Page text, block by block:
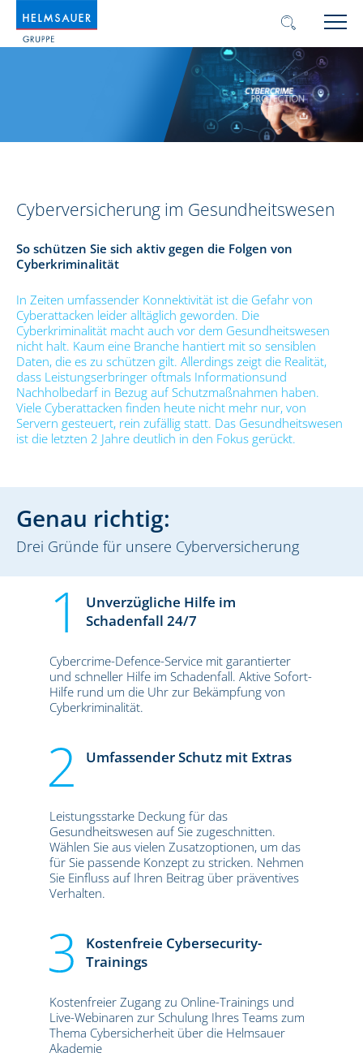
Cyberversicherung im Gesundheitswesen
So schützen Sie sich aktiv gegen die Folgen von
Cyberkriminalität
In Zeiten umfassender Konnektivität ist die Gefahr von
Cyberattacken leider alltäglich geworden. Die
Cyberkriminalität macht auch vor dem Gesundheitswesen
nicht halt. Kaum eine Branche hantiert mit so sensiblen
Daten, die es zu schützen gilt. Allerdings zeigt die Realität,
dass Leistungserbringer oftmals Informationsund
Nachholbedarf in Bezug auf Schutzmaßnahmen haben.
Viele Cyberattacken finden heute nicht mehr nur, von
Servern gesteuert, rein zufällig statt. Das Gesundheitswesen
ist die letzten 2 Jahre deutlich in den Fokus gerückt.
Genau richtig:
Drei Gründe für unsere Cyberversicherung
Unverzügliche Hilfe im
Schadenfall 24/7
Cybercrime-Defence-Service mit garantierter
und schneller Hilfe im Schadenfall. Aktive Sofort-
Hilfe rund um die Uhr zur Bekämpfung von
Cyberkriminalität.
Umfassender Schutz mit Extras
Leistungsstarke Deckung für das
Gesundheitswesen auf Sie zugeschnitten.
Wählen Sie aus vielen Zusatzoptionen, um das
für Sie passende Konzept zu stricken. Nehmen
Sie Einfluss auf Ihren Beitrag über präventives
Verhalten.
Kostenfreie Cybersecurity-
Trainings
Kostenfreier Zugang zu Online-Trainings und
Live-Webinaren zur Schulung Ihres Teams zum
Thema Cybersicherheit über die Helmsauer
Akademie